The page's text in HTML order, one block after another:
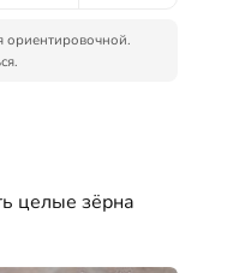
ориентировочной.
целые зёрна